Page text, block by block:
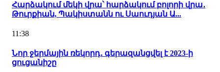
Հարձակում մեկի վրա՝ հարձակում բոլորի վրա․
Թուրքիան, Պակիստանն ու Սաուդյան Ա...
11:38
Նոր ջերմային ռեկորդ․ գերազանցվել է 2023-ի
ցուցանիշը